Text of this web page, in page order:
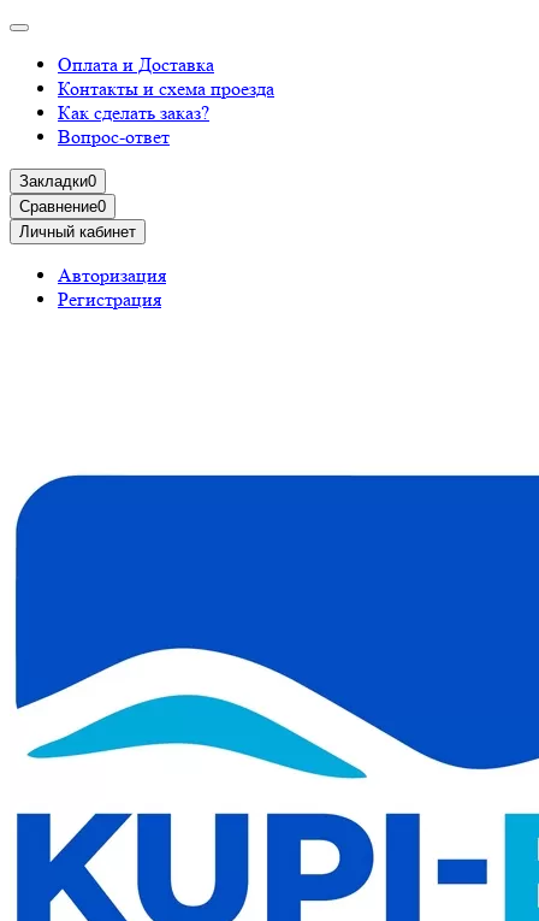
Оплата и Доставка
Контакты и схема проезда
Как сделать заказ?
Вопрос-ответ
Закладки0
Сравнение0
Личный кабинет
Авторизация
Регистрация